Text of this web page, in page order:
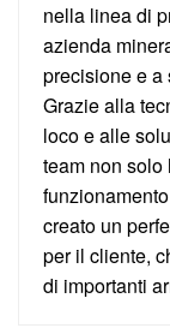
nella linea di
azienda
precisione e a
Grazie alla
loco e alle
team non solo
creato un
per il cliente,
di importanti